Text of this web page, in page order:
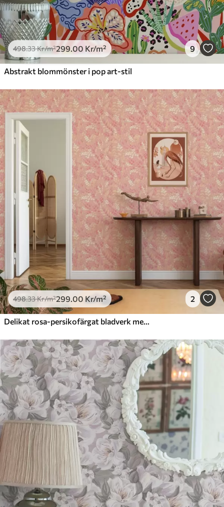
498.33Kr/m²299.00 Kr/m² 9
Abstrakt blommönster i pop art-stil
498.33Kr/m²299.00 Kr/m² 2
Delikat rosa-persikofärgat bladverk med en mjuk färgskimmer